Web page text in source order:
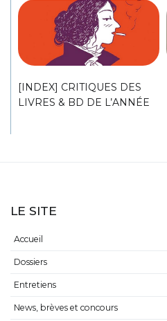
[INDEX] CRITIQUES DES
LIVRES & BD DE L’ANNÉE
LE SITE
Accueil
Dossiers
Entretiens
News, brèves et concours